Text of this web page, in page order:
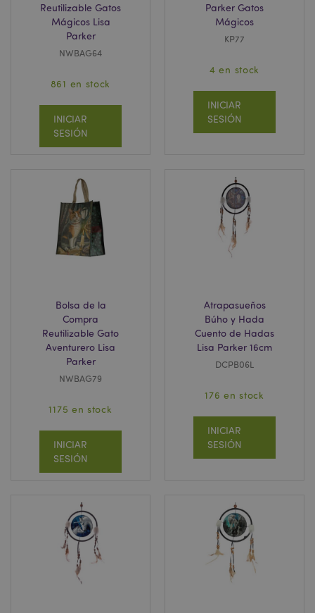
Reutilizable Gatos
Mágicos Lisa
Parker
NWBAG64
861 en stock
INICIAR
SESIÓN
Parker Gatos
Mágicos
KP77
4 en stock
INICIAR
SESIÓN
Bolsa de la
Compra
Reutilizable Gato
Aventurero Lisa
Parker
NWBAG79
1175 en stock
INICIAR
SESIÓN
Atrapasueños
Búho y Hada
Cuento de Hadas
Lisa Parker 16cm
DCPB06L
176 en stock
INICIAR
SESIÓN